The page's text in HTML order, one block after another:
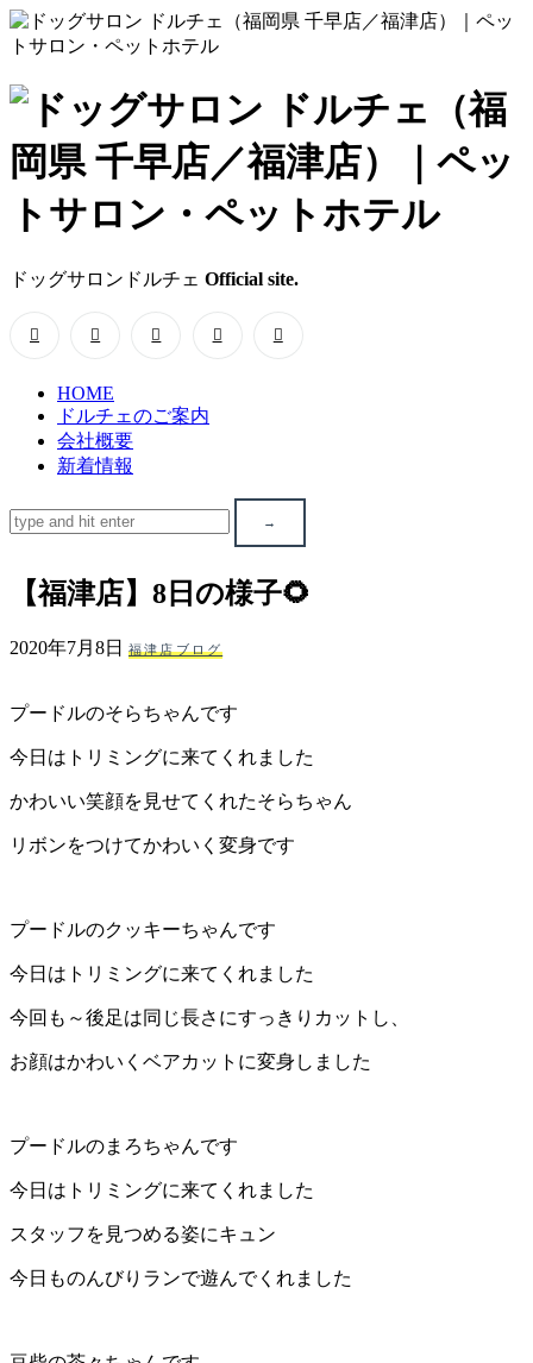
ド
ッ
グ
サ
ロ
ン
ド
ル
チ
ェ
（福
県
千
早
／
福
津
｜
ペ
ッ
ドッグサロンドルチェ Official site.
HOME
ドルチェのご案内
会社概要
新着情報
【福津店】8日の様子🌻
2020年7月8日 福津店ブログ
プードルのそらちゃんです
今日はトリミングに来てくれました
かわいい笑顔を見せてくれたそらちゃん
リボンをつけてかわいく変身です
プードルのクッキーちゃんです
今日はトリミングに来てくれました
今回も～後足は同じ長さにすっきりカットし、
お顔はかわいくベアカットに変身しました
プードルのまろちゃんです
今日はトリミングに来てくれました
スタッフを見つめる姿にキュン
今日ものんびりランで遊んでくれました